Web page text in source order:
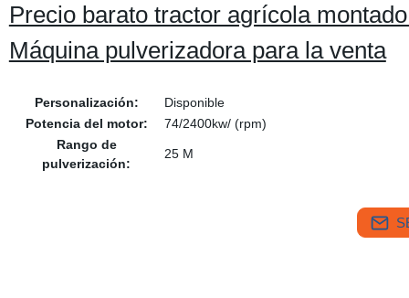
Precio barato tractor agrícola
Máquina pulverizadora para la venta
Personalización:
Disponible
Potencia del motor:
74/2400kw/ (rpm)
Rango de
pulverización:
25 M